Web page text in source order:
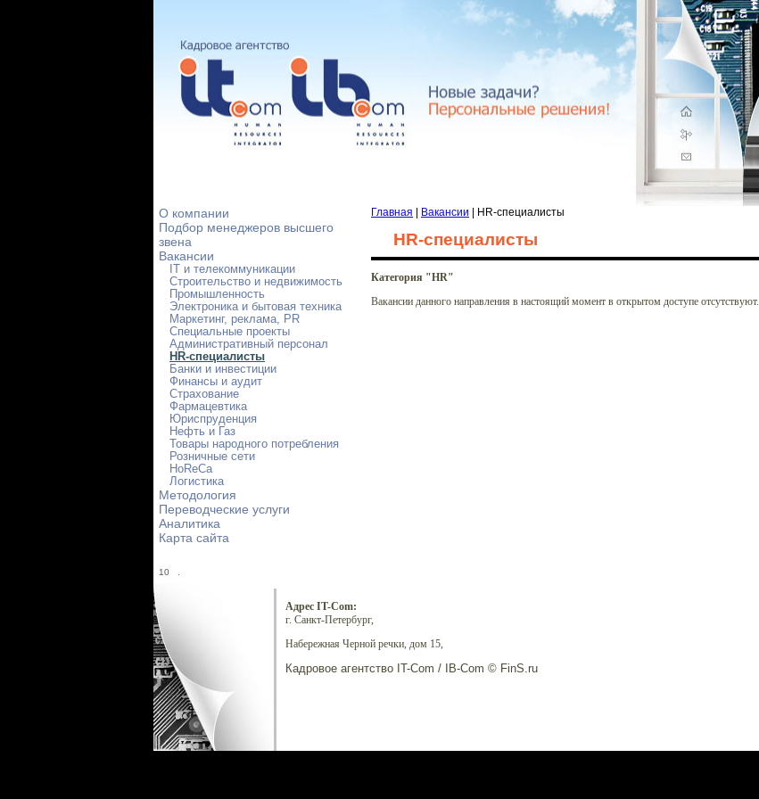
О компании
Подбор менеджеров высшего
звена
Вакансии
IT и телекоммуникации
Строительство и недвижимость
Промышленность
Электроника и бытовая техника
Маркетинг, реклама, PR
Специальные проекты
Административный персонал
HR-специалисты
Банки и инвестиции
Финансы и аудит
Страхование
Фармацевтика
Юриспруденция
Нефть и Газ
Товары народного потребления
Розничные сети
HoReCa
Логистика
Методология
Переводческие услуги
Аналитика
Карта сайта
10
Главная Вакансии | HR-специалисты
HR-специалисты
Категория "HR"
Вакансии данного направления в настоящий момент в открытом доступе отсутствуют.
Адрес IT-Com:
г. Санкт-Петербург,
Набережная Черной речки, дом 15,
Кадровое агентство IT-Com / IB-Com © FinS.ru